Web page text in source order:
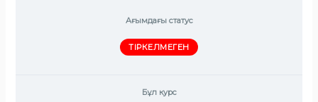
Ағымдағы статус
ТІРКЕЛМЕГЕН
Бұл курс